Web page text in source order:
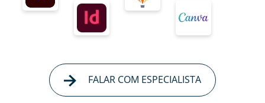
FALAR COM ESPECIALISTA